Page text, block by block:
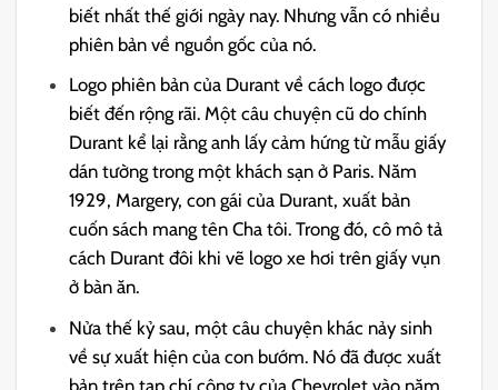
biết nhất thế giới ngày nay. Nhưng vẫn có nhiều
phiên bản về nguồn gốc của nó.
Logo phiên bản của Durant về cách logo được
biết đến rộng rãi. Một câu chuyện cũ do chính
Durant kể lại rằng anh lấy cảm hứng từ mẫu giấy
dán tường trong một khách sạn ở Paris. Năm
1929, Margery, con gái của Durant, xuất bản
cuốn sách mang tên Cha tôi. Trong đó, cô mô tả
cách Durant đôi khi vẽ logo xe hơi trên giấy vụn
ở bàn ăn.
Nửa thế kỷ sau, một câu chuyện khác nảy sinh
về sự xuất hiện của con bướm. Nó đã được xuất
bản trên tạp chí công ty của Chevrolet vào năm